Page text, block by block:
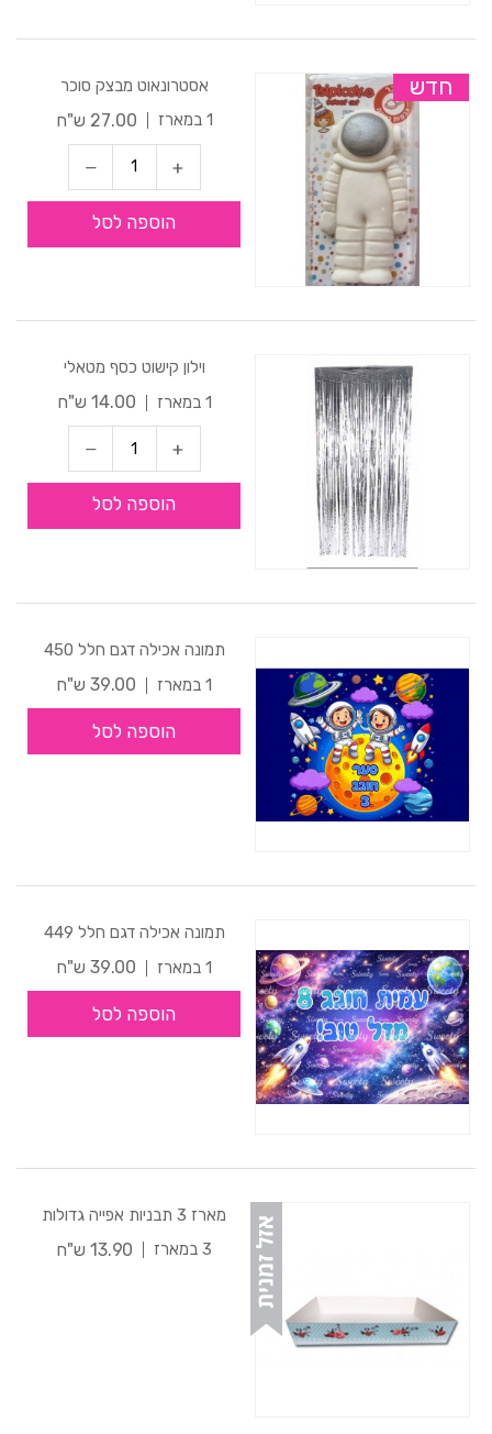
חדש
אסטרונאוט מבצק סוכר
1 במארז
27.00 ש"ח
הוספה לסל
וילון קישוט כסף מטאלי
1 במארז
14.00 ש"ח
הוספה לסל
תמונה אכילה דגם חלל 450
1 במארז
39.00 ש"ח
הוספה לסל
תמונה אכילה דגם חלל 449
1 במארז
39.00 ש"ח
הוספה לסל
מארז 3 תבניות אפייה גדולות
3 במארז
13.90 ש"ח